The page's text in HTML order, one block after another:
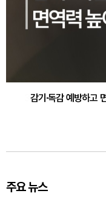
감기·독감 예방하고
주요 뉴스